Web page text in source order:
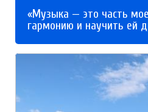
«Музыка — это часть
гармонию и научить ей